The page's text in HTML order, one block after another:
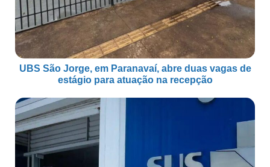
UBS São Jorge, em Paranavaí, abre duas vagas de
estágio para atuação na recepção